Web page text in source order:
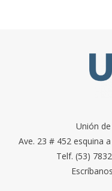
Unión
Ave. 23 # 452 esquina
Telf. (53)